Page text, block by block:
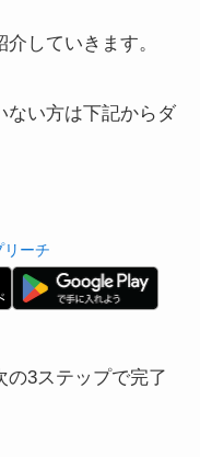
していきます。
ない方は下記からダ
リーチ
の3ステップで完了